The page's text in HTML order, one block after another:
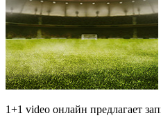
1+1 video онлайн предлагает